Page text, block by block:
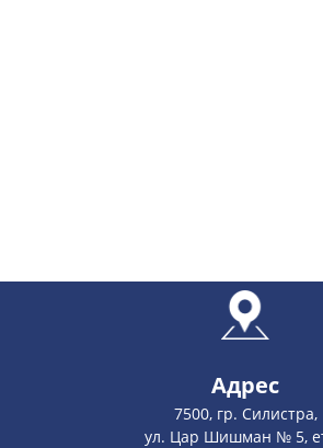
2.
Адрес
7500, гр. Силистра,
ул. Цар Шишман № 5,